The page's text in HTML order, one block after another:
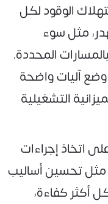
الوقود لكل
مثل سوء
المحددة.
آليات واضحة
التشغيلية
اتخاذ إجراءات
مثل تحسين أساليب
أكثر كفاءة،